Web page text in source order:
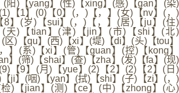
yang】(性)【xing】(感)【gan】(染)
【1】(0)【0】(，)【，】(女)【nv】(，)
8】(岁)【sui】(，)【，】(居)【ju】(住)
(天)【tian】(津)【jin】(市)【shi】(北)
区)【qu】(西)【xi】(堤)【di】(头)【tou】
】(系)【xi】(管)【guan】(控)【kong】
】(筛)【shai】(查)【zha】(发)【fa】(现)
【9】(月)【yue】(2)【2】(2)【2】(日)
【ji】(咽)【yan】(拭)【shi】(子)【zi】(，)
检)【jian】(测)【ce】(中)【zhong】(心)